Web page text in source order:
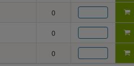
0
0
0